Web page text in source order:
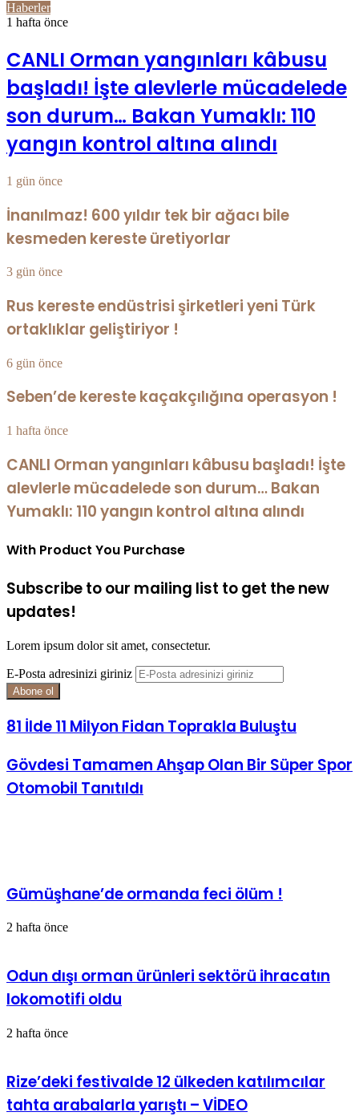
Haberler
1 hafta önce
CANLI Orman yangınları kâbusu
başladı! İşte alevlerle mücadelede
son durum… Bakan Yumaklı: 110
yangın kontrol altına alındı
1 gün önce
İnanılmaz! 600 yıldır tek bir ağacı bile
kesmeden kereste üretiyorlar
3 gün önce
Rus kereste endüstrisi şirketleri yeni Türk
ortaklıklar geliştiriyor !
6 gün önce
Seben’de kereste kaçakçılığına operasyon !
1 hafta önce
CANLI Orman yangınları kâbusu başladı! İşte
alevlerle mücadelede son durum… Bakan
Yumaklı: 110 yangın kontrol altına alındı
With Product You Purchase
Subscribe to our mailing list to get the new
updates!
Lorem ipsum dolor sit amet, consectetur.
E-Posta adresinizi giriniz
81 İlde 11 Milyon Fidan Toprakla Buluştu
Gövdesi Tamamen Ahşap Olan Bir Süper Spor
Otomobil Tanıtıldı
Gümüşhane’de ormanda feci ölüm !
2 hafta önce
Odun dışı orman ürünleri sektörü ihracatın
lokomotifi oldu
2 hafta önce
Rize’deki festivalde 12 ülkeden katılımcılar
tahta arabalarla yarıştı – VİDEO